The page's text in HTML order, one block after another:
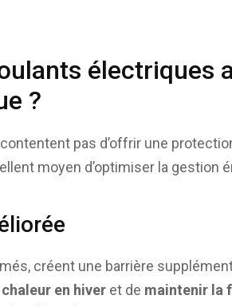
électriques
?
pas d’offrir une
moyen d’optimiser la gestion
créent une barrière
en hiver et de maintenir la